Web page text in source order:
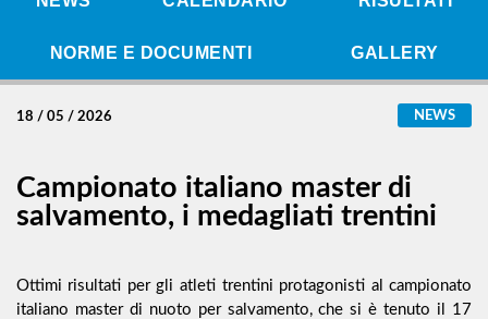
NORME E DOCUMENTI GALLERY
NEWS
18 / 05 / 2026
Campionato italiano master di
salvamento, i medagliati trentini
Ottimi risultati per gli atleti trentini protagonisti al campionato
italiano master di nuoto per salvamento, che si è tenuto il 17
SPORTIVO
STORIA